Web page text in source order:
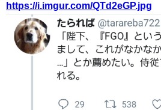
https://i.imgur.com/QTd2eGP.jpg